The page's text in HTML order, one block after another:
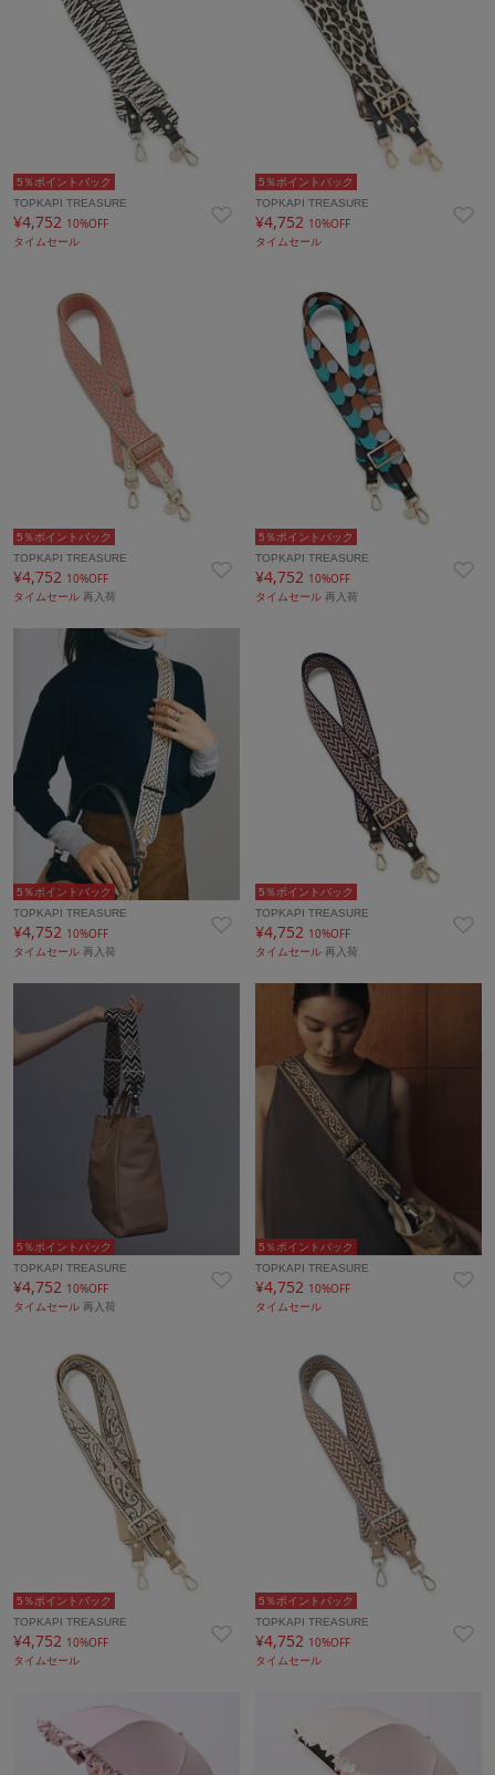
5％ポイントバック
TOPKAPI TREASURE
¥4,752 10%OFF
タイムセール
5％ポイントバック
TOPKAPI TREASURE
¥4,752 10%OFF
タイムセール
5％ポイントバック
TOPKAPI TREASURE
¥4,752 10%OFF
タイムセール 再入荷
5％ポイントバック
TOPKAPI TREASURE
¥4,752 10%OFF
タイムセール再入荷
5％ポイントバック
TOPKAPI TREASURE
¥4,752 10%OFF
タイムセール 再入荷
5％ポイントバック
TOPKAPI TREASURE
¥4,752 10%OFF
タイムセール再入荷
5％ポイントバック
TOPKAPI TREASURE
¥4,752 10%OFF
タイムセール 再入荷
5％ポイントバック
TOPKAPI TREASURE
¥4,752 10%OFF
タイムセール
5％ポイントバック
TOPKAPI TREASURE
¥4,752 10%OFF
タイムセール
5％ポイントバック
TOPKAPI TREASURE
¥4,752 10%OFF
タイムセール